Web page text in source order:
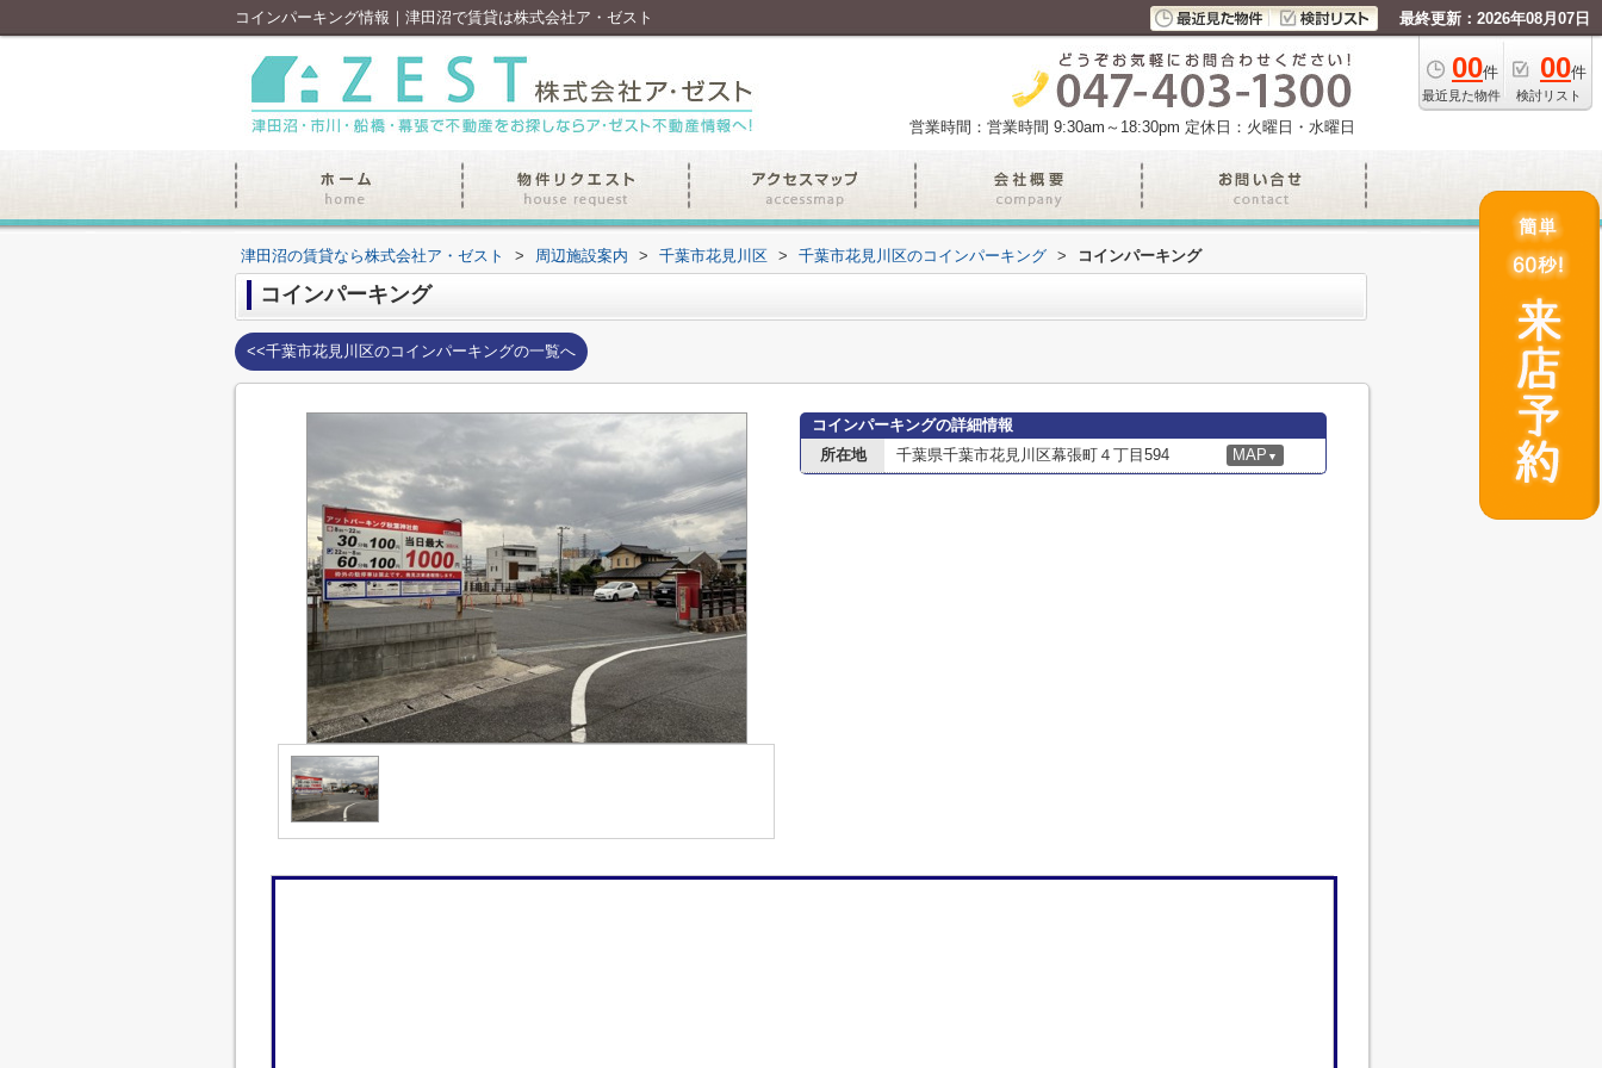
コインパーキング情報｜津田沼で賃貸は株式会社ア・ゼスト 最終更新：2026年08月07日
00件
最近見た物件
00件
検討リスト
営業時間：営業時間 9:30am～18:30pm 定休日：火曜日・水曜日
津田沼の賃貸なら株式会社ア・ゼスト > 周辺施設案内 > 千葉市花見川区 > 千葉市花見川区のコインパーキング > コインパーキング
コインパーキング
<<千葉市花見川区のコインパーキングの一覧へ
コインパーキングの詳細情報
所在地
千葉県千葉市花見川区幕張町４丁目594 MAP ▼